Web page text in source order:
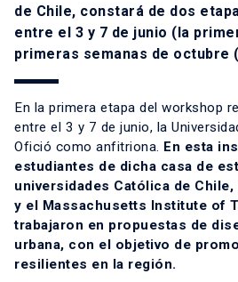
de Chile, constará de dos
entre el 3 y 7 de junio (la
primeras semanas de octubre
En la primera etapa del workshop
entre el 3 y 7 de junio, la
Ofició como anfitriona. En esta
estudiantes de dicha casa de
universidades Católica de
y el Massachusetts Institute of
trabajaron en propuestas de
urbana, con el objetivo de
resilientes en la región.